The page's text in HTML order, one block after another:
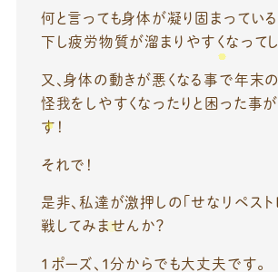
何と言っても身体が凝り固まってい
下し疲労物質が溜まりやすくなってし
又、身体の動きが悪くなる事で年末
怪我をしやすくなったりと困った事
す！
それで！
是非、私達が激押しの「せなリペスト
戦してみませんか？
１ポーズ、1分からでも大丈夫です。